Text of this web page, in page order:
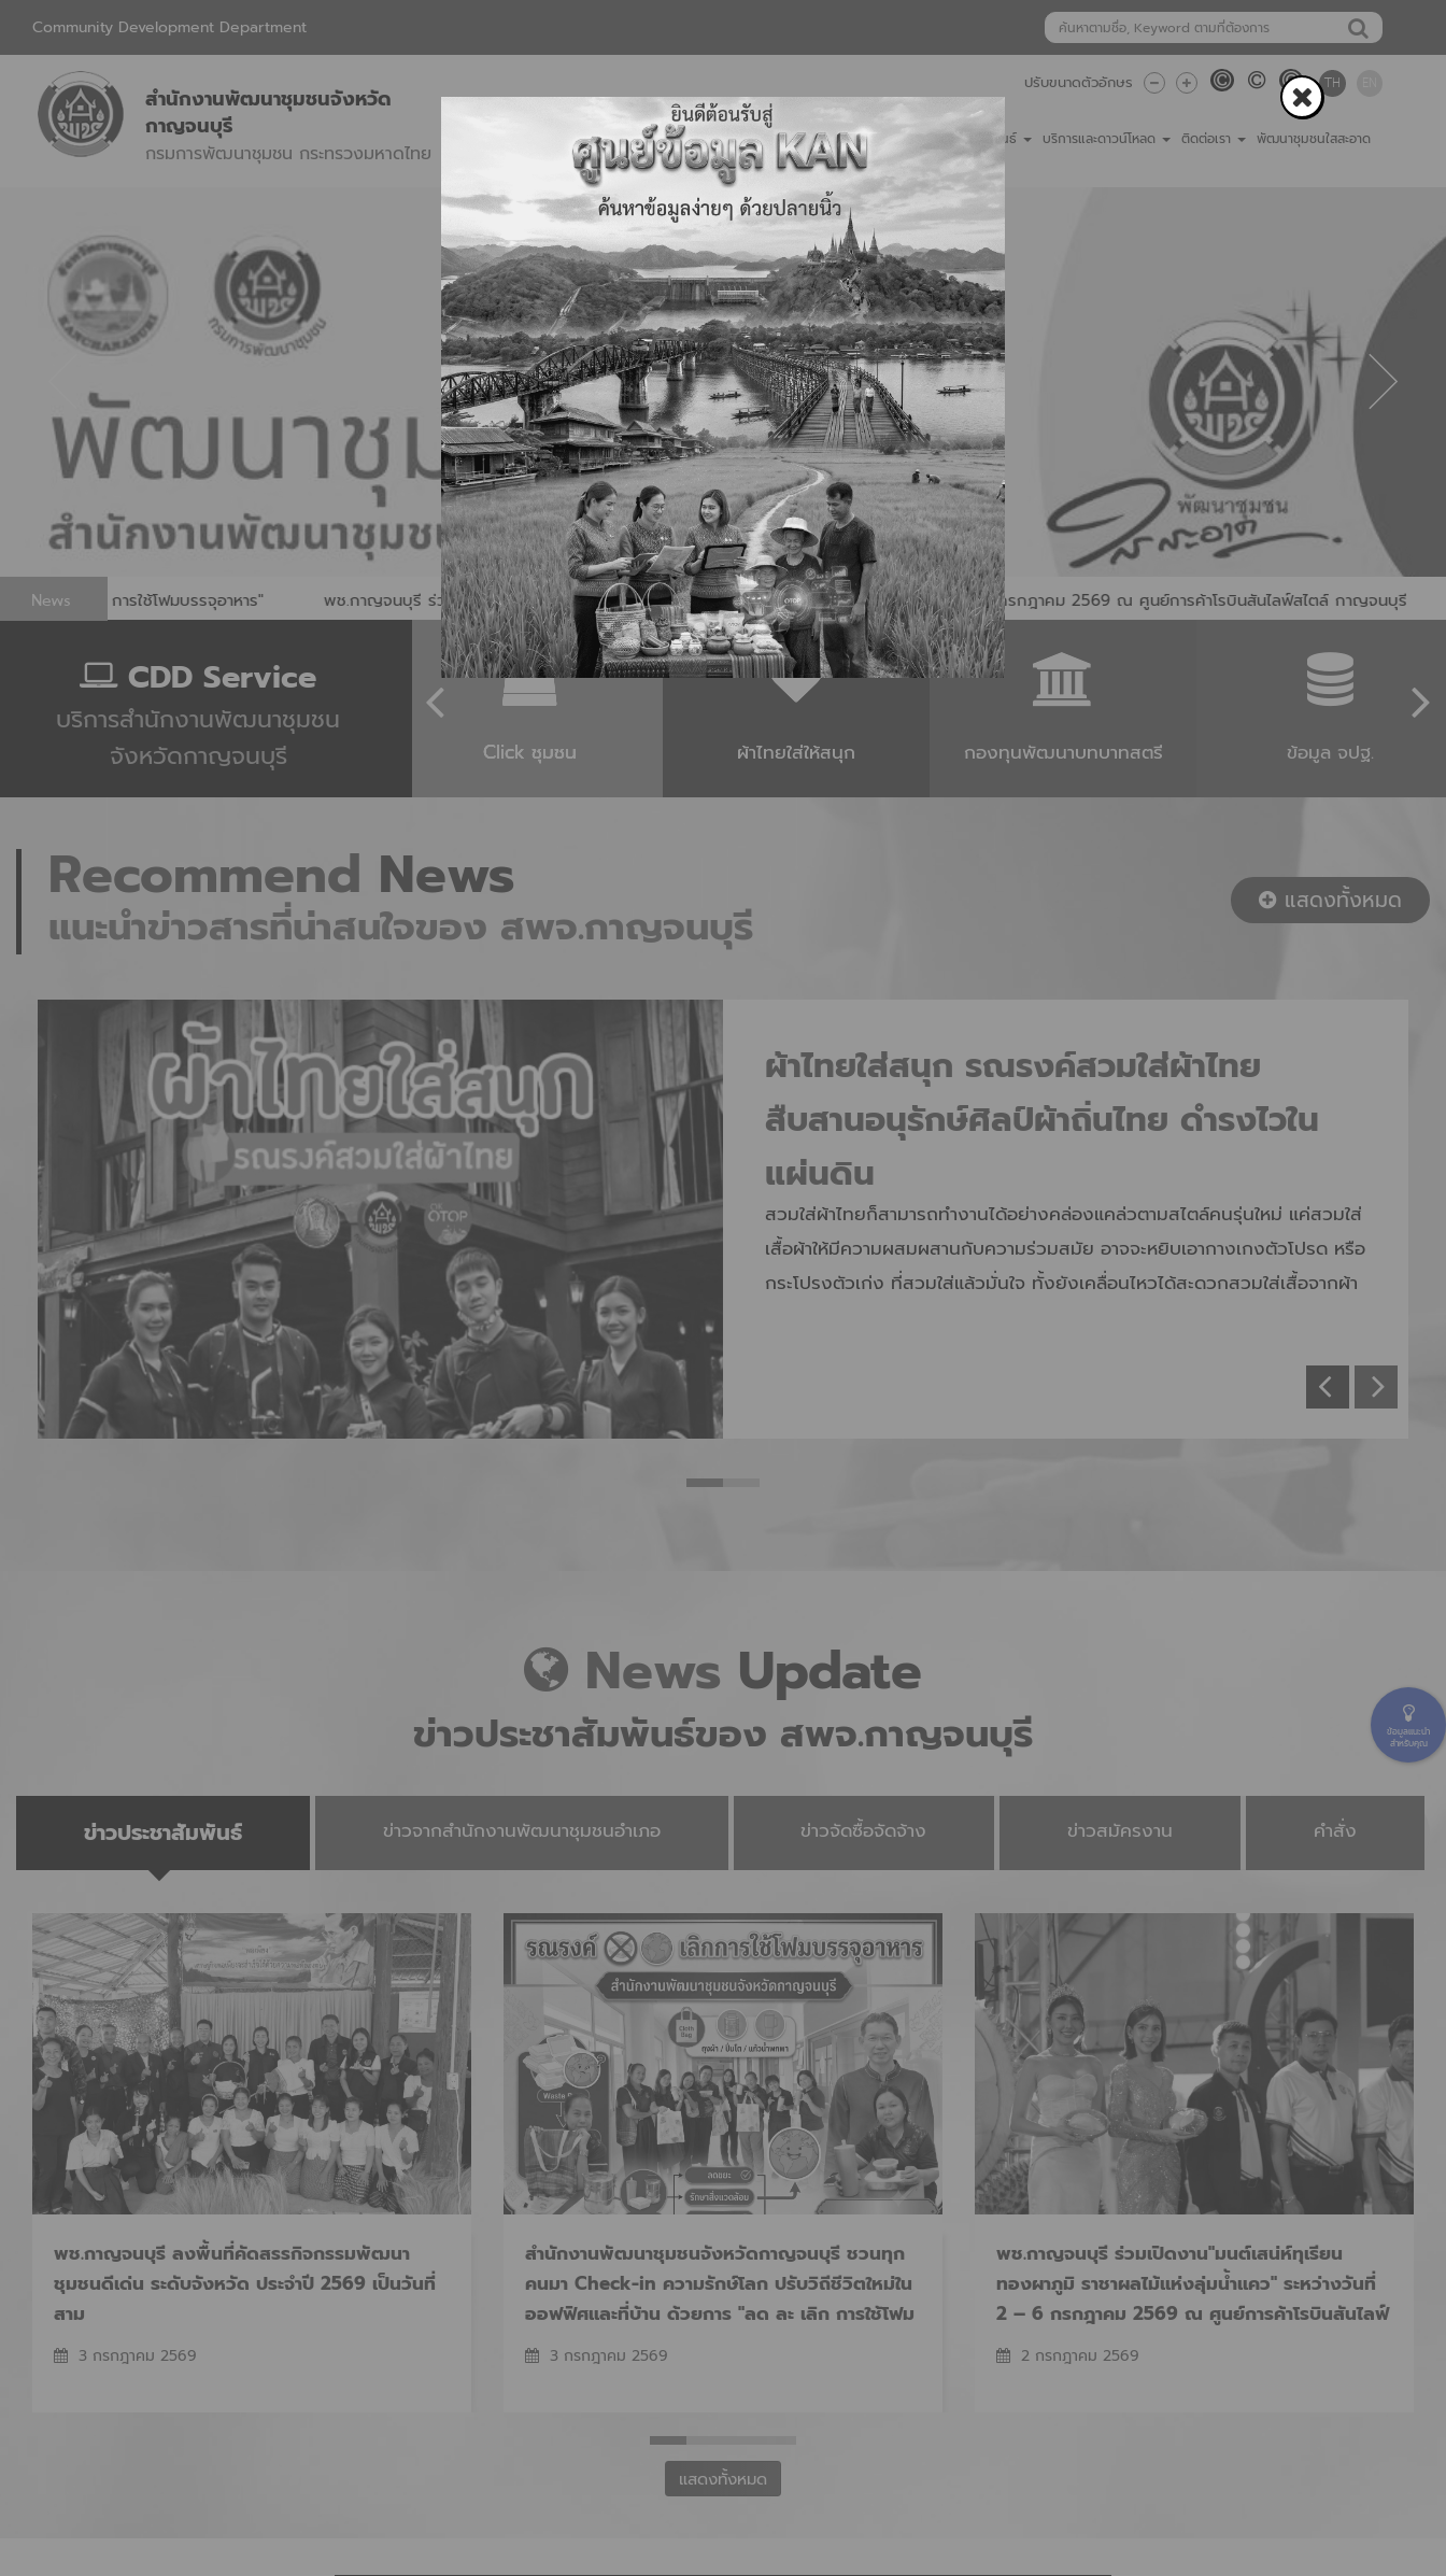
Community Development Department
สำนักงานพัฒนาชุมชนจังหวัด
กาญจนบุรี
กรมการพัฒนาชุมชน กระทรวงมหาดไทย
ปรับขนาดตัวอักษร TH
เกี่ยวกับหน่วยงาน ยุทธศาสตร์ นโยบายฯ บริการของเรา ข่าวประชาสัมพันธ์ บริการและดาวน์โหลด ติดต่อเรา พัฒนาชุมชนใสสะอาด
News
หาร" พช.กาญจนบุรี ร่วมเปิดงาน"มนต์เสน่ห์ทุเรียนทองผาภูมิ ราชาผลไม้แห่งลุ่มน้ำแคว" ระหว่างวันที่ 2 – 6 กรกฎาคม 2569 ณ ศูนย์การค้าโรบินสันไลฟ์สไตล์ กาญจนบุรี พช.กาญจนบุรี นำผู้ประกอบก
CDD Service
บริการสำนักงานพัฒนาชุมชน
จังหวัดกาญจนบุรี
กองทุนแม่ของแผ่นดิน Click ชุมชน ผ้าไทยใส่ให้สนุก กองทุนพัฒนาบทบาทสตรี ข้อมูล จปฐ.
Recommend News
แนะนำข่าวสารที่น่าสนใจของ สพจ.กาญจนบุรี แสดงทั้งหมด
ผ้าไทยใส่สนุก รณรงค์สวมใส่ผ้าไทย
สืบสานอนุรักษ์ศิลป์ผ้าถิ่นไทย ดำรงไวใน
แผ่นดิน
สวมใส่ผ้าไทยก็สามารถทำงานได้อย่างคล่องแคล่วตามสไตล์คนรุ่นใหม่ แค่สวมใส่
เสื้อผ้าให้มีความผสมผสานกับความร่วมสมัย อาจจะหยิบเอากางเกงตัวโปรด หรือ
กระโปรงตัวเก่ง ที่สวมใส่แล้วมั่นใจ ทั้งยังเคลื่อนไหวได้สะดวกสวมใส่เสื้อจากผ้า
News Update
ข่าวประชาสัมพันธ์ของ สพจ.กาญจนบุรี
ข่าวประชาสัมพันธ์ ข่าวจากสำนักงานพัฒนาชุมชนอำเภอ ข่าวจัดซื้อจัดจ้าง ข่าวสมัครงาน คำสั่ง
พช.กาญจนบุรี ลงพื้นที่คัดสรรกิจกรรมพัฒนา
ชุมชนดีเด่น ระดับจังหวัด ประจำปี 2569 เป็นวันที่
สาม
3 กรกฎาคม 2569
สำนักงานพัฒนาชุมชนจังหวัดกาญจนบุรี ชวนทุก
คนมา Check-in ความรักษ์โลก ปรับวิถีชีวิตใหม่ใน
ออฟฟิศและที่บ้าน ด้วยการ "ลด ละ เลิก การใช้โฟม
บรรจุอาหาร"
3 กรกฎาคม 2569
พช.กาญจนบุรี ร่วมเปิดงาน"มนต์เสน่ห์ทุเรียน
ทองผาภูมิ ราชาผลไม้แห่งลุ่มน้ำแคว" ระหว่างวันที่
2 – 6 กรกฎาคม 2569 ณ ศูนย์การค้าโรบินสันไลฟ์
สไตล์ กาญจนบุรี
2 กรกฎาคม 2569
แสดงทั้งหมด
ข้อมูลแนะนำ
สำหรับคุณ